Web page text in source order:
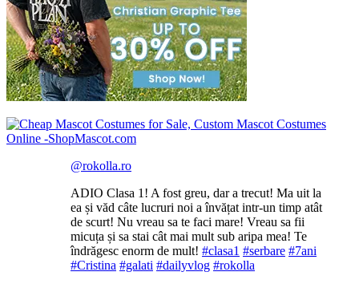
@rokolla.ro
ADIO Clasa 1! A fost greu, dar a trecut! Ma uit la
ea și văd câte lucruri noi a învățat intr-un timp atât
de scurt! Nu vreau sa te faci mare! Vreau sa fii
micuța și sa stai cât mai mult sub aripa mea! Te
îndrăgesc enorm de mult! #clasa1 #serbare #7ani
#Cristina #galati #dailyvlog #rokolla